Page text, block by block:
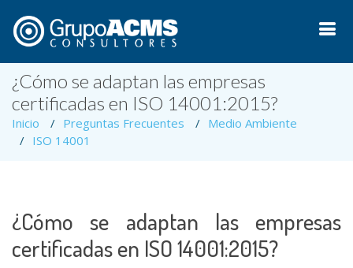
¿Cómo se adaptan las empresas
certificadas en ISO 14001:2015?
Inicio Preguntas Frecuentes
Medio Ambiente
ISO 14001
¿Cómo se adaptan las empresas
certificadas en ISO 14001:2015?